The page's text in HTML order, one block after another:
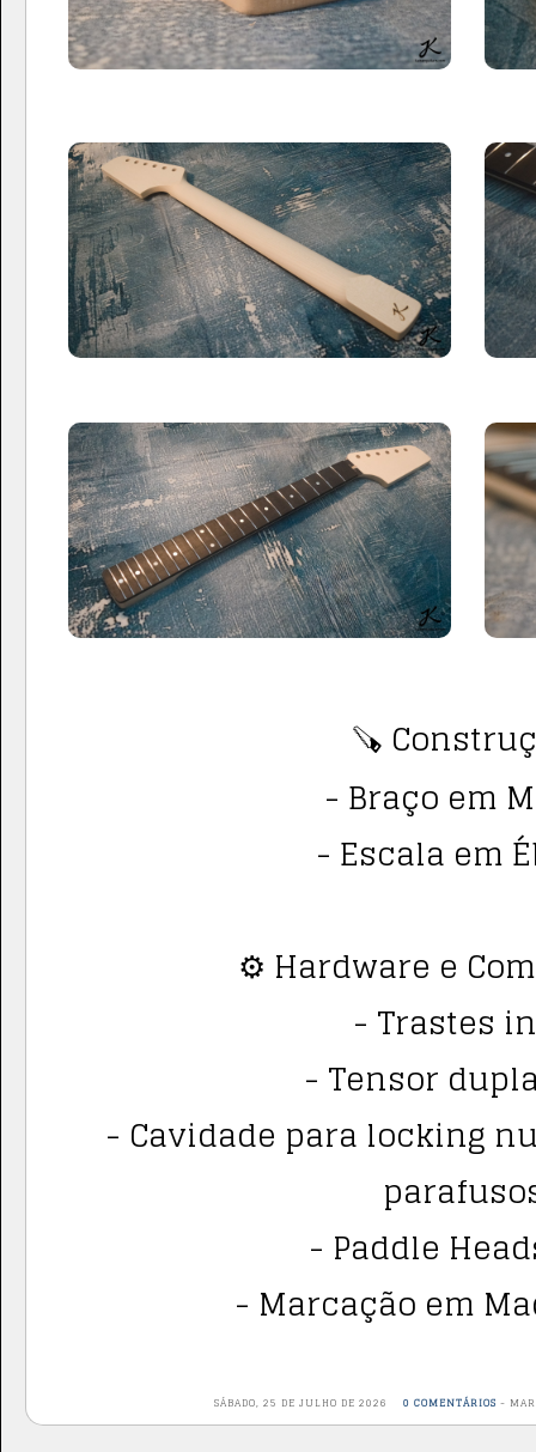
🪚
- Braço em
- Escala em
⚙️ Hardware e
- Trastes
- Tensor
- Cavidade para locking
- Paddle
- Marcação em
SÁBADO, 25 DE JULHO DE 2026 0 COMENTÁRIOS -